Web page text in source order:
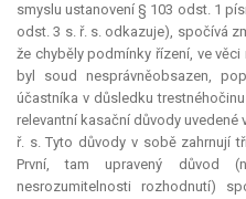
smyslu ustanovení § 103 odst. 1
odst. 3 s. ř. s. odkazuje), spočívá
že chyběly podmínky řízení, ve
byl soud nesprávněobsazen,
účastníka v důsledku trestného
relevantní kasační důvody uvedené
ř. s. Tyto důvody v sobě zahrnují
První, tam upravený důvod
nesrozumitelnosti rozhodnutí)